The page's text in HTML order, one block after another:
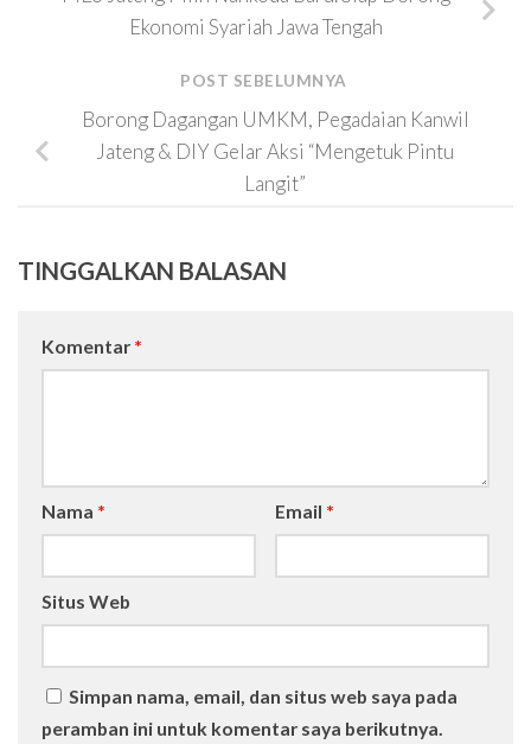
Ekonomi Syariah Jawa Tengah
POST SEBELUMNYA
Borong Dagangan UMKM, Pegadaian Kanwil
Jateng & DIY Gelar Aksi “Mengetuk Pintu
Langit”
TINGGALKAN BALASAN
Komentar *
Nama * Email *
Situs Web
Simpan nama, email, dan situs web saya pada
peramban ini untuk komentar saya berikutnya.